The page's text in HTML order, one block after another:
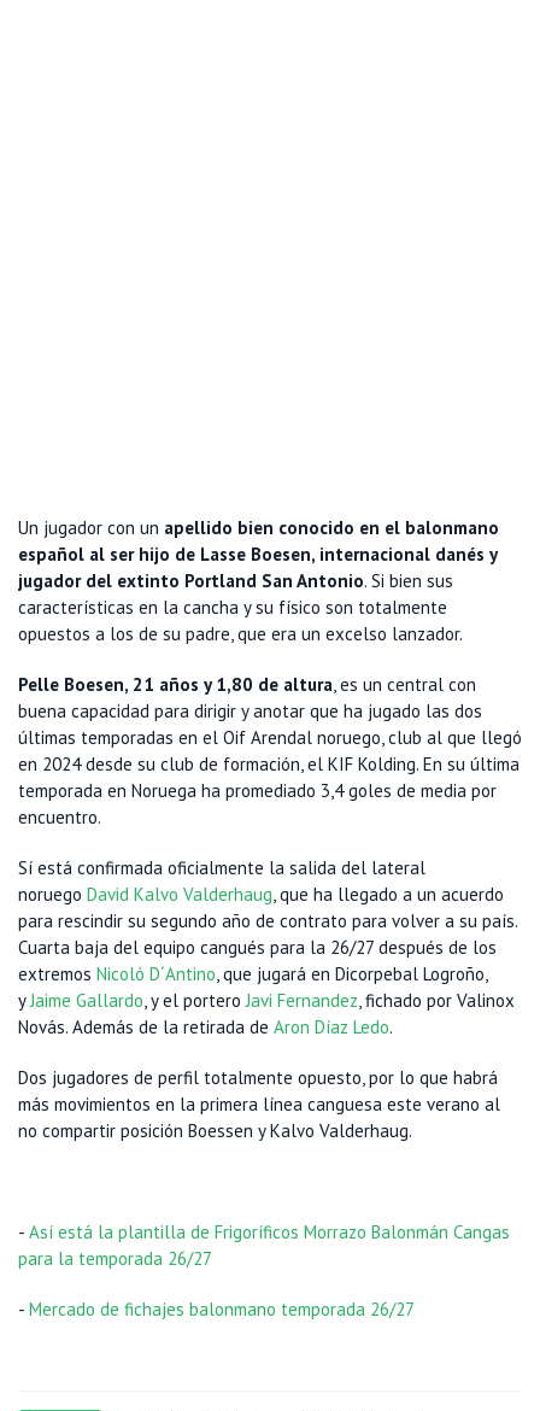
Un jugador con un apellido bien conocido en el balonmano
español al ser hijo de Lasse Boesen, internacional danés y
jugador del extinto Portland San Antonio. Si bien sus
características en la cancha y su físico son totalmente
opuestos a los de su padre, que era un excelso lanzador.
Pelle Boesen, 21 años y 1,80 de altura, es un central con
buena capacidad para dirigir y anotar que ha jugado las dos
últimas temporadas en el Oif Arendal noruego, club al que llegó
en 2024 desde su club de formación, el KIF Kolding. En su última
temporada en Noruega ha promediado 3,4 goles de media por
encuentro.
Sí está confirmada oficialmente la salida del lateral
noruego David Kalvo Valderhaug, que ha llegado a un acuerdo
para rescindir su segundo año de contrato para volver a su país.
Cuarta baja del equipo cangués para la 26/27 después de los
extremos Nicoló D´Antino, que jugará en Dicorpebal Logroño,
yJaime Gallardo, y el porteroJavi Fernandez, fichado por Valinox
Novás. Además de la retirada de Aron Díaz Ledo.
Dos jugadores de perfil totalmente opuesto, por lo que habrá
más movimientos en la primera línea canguesa este verano al
no compartir posición Boessen y Kalvo Valderhaug.
- Así está la plantilla de Frigoríficos Morrazo Balonmán Cangas
para la temporada 26/27
- Mercado de fichajes balonmano temporada 26/27